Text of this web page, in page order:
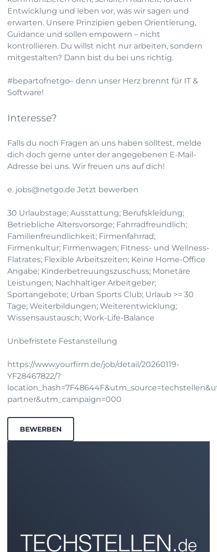
Entwicklung und leben vor, was wir sagen und
erwarten. Unsere Prinzipien geben Orientierung,
Guidance und sollen empowern – nicht
kontrollieren. Du willst nicht nur arbeiten, sondern
mitgestalten? Dann bist du bei uns richtig.
#bepartofnetgo– denn unser Herz brennt für IT &
Software!
Interesse?
Falls du noch Fragen an uns haben solltest, melde
dich doch gerne unter der angegebenen E-Mail-
Adresse bei uns. Wir freuen uns auf dich!
e. jobs@netgo.de Jetzt bewerben
30 Urlaubstage; Ausstattung; Berufskleidung;
Betriebliche Altersvorsorge; Fahrradfreundlich;
Familienfreundlichkeit; Firmenfahrrad;
Firmenkultur; Firmenwagen; Fitness- und Wellness-
Flatrates; Flexible Arbeitszeiten; Keine Home-Office
Angabe; Kinderbetreuungszuschuss; Monetäre
Leistungen; Nachhaltiger Arbeitgeber;
Sportangebote; Urban Sports Club; Urlaub >= 30
Tage; Weiterbildungen; Weiterentwicklung;
Wissensaustausch; Work-Life-Balance
Unbefristete Festanstellung
https://www.yourfirm.de/job/detail/20260119-
YF28467822/?
partner&utm_campaign=000
BEWERBEN